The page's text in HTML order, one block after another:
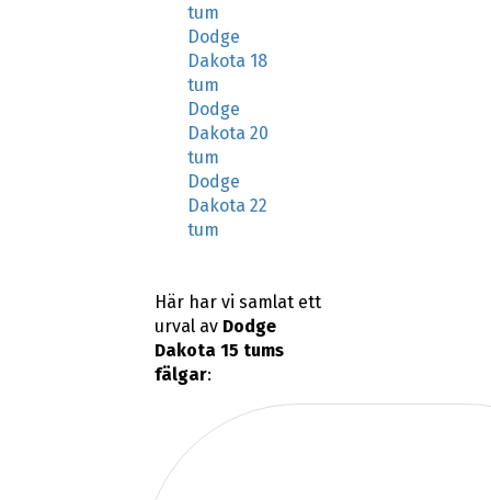
tum
Dodge
Dakota 18
tum
Dodge
Dakota 20
tum
Dodge
Dakota 22
tum
Här har vi samlat ett
urval av Dodge
Dakota 15 tums
fälgar: